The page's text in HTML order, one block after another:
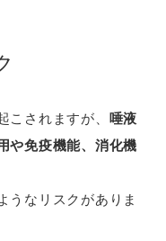
こされますが、 唾液
や免疫機能、消化機
うなリスクがありま